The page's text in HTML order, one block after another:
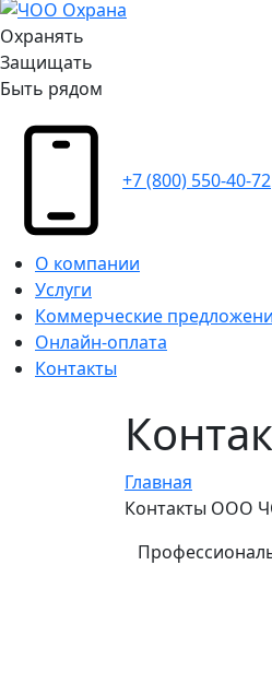
Охранять
Защищать
Быть рядом
+7 (800) 550-40-72
О компании
Услуги
Коммерческие
Онлайн-оплата
Контакты
Главная
Контакты ООО